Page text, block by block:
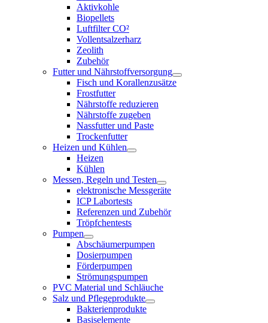
Aktivkohle
Biopellets
Luftfilter CO²
Vollentsalzerharz
Zeolith
Zubehör
Futter und Nährstoffversorgung
Fisch und Korallenzusätze
Frostfutter
Nährstoffe reduzieren
Nährstoffe zugeben
Nassfutter und Paste
Trockenfutter
Heizen und Kühlen
Heizen
Kühlen
Messen, Regeln und Testen
elektronische Messgeräte
ICP Labortests
Referenzen und Zubehör
Tröpfchentests
Pumpen
Abschäumerpumpen
Dosierpumpen
Förderpumpen
Strömungspumpen
PVC Material und Schläuche
Salz und Pflegeprodukte
Bakterienprodukte
Basiselemente